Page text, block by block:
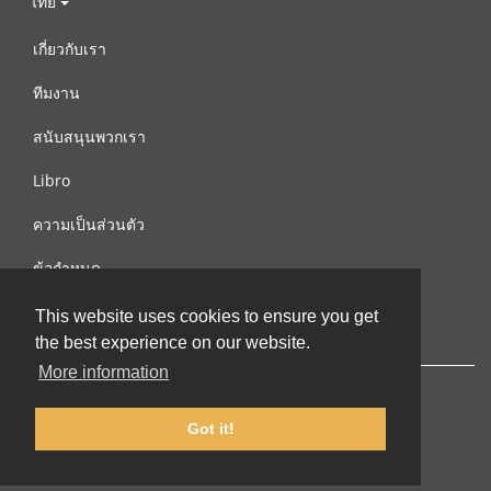
This website uses cookies to ensure you get
the best experience on our website.
More information
Got it!
เกี่ยวกับเรา
ทีมงาน
สนับสนุนพวกเรา
Libro
ความเป็นส่วนตัว
ข้อกำหนด
ติดต่อเรา
© 2002-2026 lernu.net |Impressum